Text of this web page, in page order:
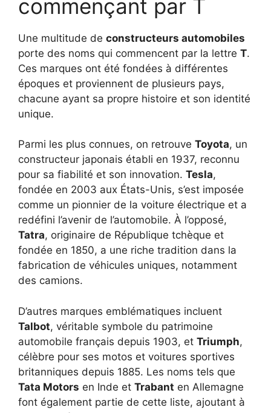
commençant par T
Une multitude de constructeurs automobiles
porte des noms qui commencent par la lettre T.
Ces marques ont été fondées à différentes
époques et proviennent de plusieurs pays,
chacune ayant sa propre histoire et son identité
unique.
Parmi les plus connues, on retrouve Toyota, un
constructeur japonais établi en 1937, reconnu
pour sa fiabilité et son innovation. Tesla,
fondée en 2003 aux États-Unis, s’est imposée
comme un pionnier de la voiture électrique et a
redéfini l’avenir de l’automobile. À l’opposé,
Tatra, originaire de République tchèque et
fondée en 1850, a une riche tradition dans la
fabrication de véhicules uniques, notamment
des camions.
D’autres marques emblématiques incluent
Talbot, véritable symbole du patrimoine
automobile français depuis 1903, et Triumph,
célèbre pour ses motos et voitures sportives
britanniques depuis 1885. Les noms tels que
Tata Motors en Inde et Trabant en Allemagne
font également partie de cette liste, ajoutant à